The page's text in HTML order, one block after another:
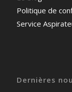
Politique de
Service
Dernières